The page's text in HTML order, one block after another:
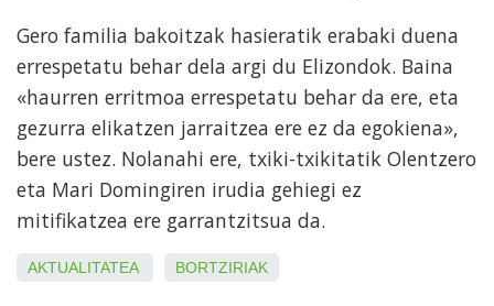
Gero familia bakoitzak hasieratik erabaki duena
errespetatu behar dela argi du Elizondok. Baina
«haurren erritmoa errespetatu behar da ere, eta
gezurra elikatzen jarraitzea ere ez da egokiena»,
bere ustez. Nolanahi ere, txiki-txikitatik Olentzero
eta Mari Domingiren irudia gehiegi ez
mitifikatzea ere garrantzitsua da.
AKTUALITATEA BORTZIRIAK